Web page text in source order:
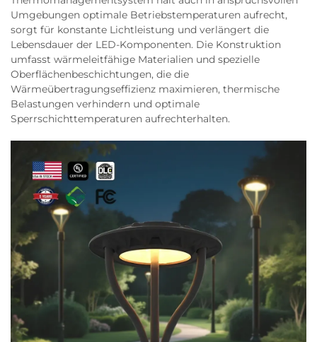
Umgebungen optimale Betriebstemperaturen aufrecht,
sorgt für konstante Lichtleistung und verlängert die
Lebensdauer der LED-Komponenten. Die Konstruktion
umfasst wärmeleitfähige Materialien und spezielle
Oberflächenbeschichtungen, die die
Wärmeübertragungseffizienz maximieren, thermische
Belastungen verhindern und optimale
Sperrschichttemperaturen aufrechterhalten.